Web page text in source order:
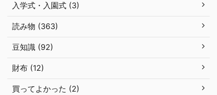
入学式・入園式 (3)
読み物 (363)
豆知識 (92)
財布 (12)
買ってよかった (2)